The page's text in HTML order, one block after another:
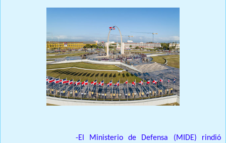
-El Ministerio de Defensa (MIDE) rindió